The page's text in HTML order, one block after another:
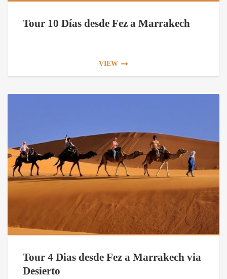
Tour 10 Días desde Fez a Marrakech
VIEW
Tour 4 Dias desde Fez a Marrakech via
Desierto